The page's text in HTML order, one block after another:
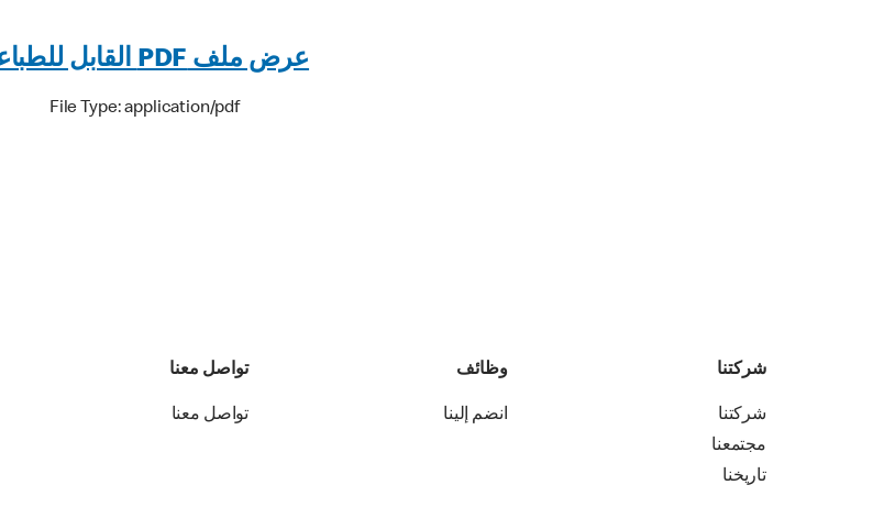
عرض ملف PDF القابل للطباعة
File Type: application/pdf
شركتنا
شركتنا
مجتمعنا
تاريخنا
وظائف
انضم إلينا
تواصل معنا
تواصل معنا